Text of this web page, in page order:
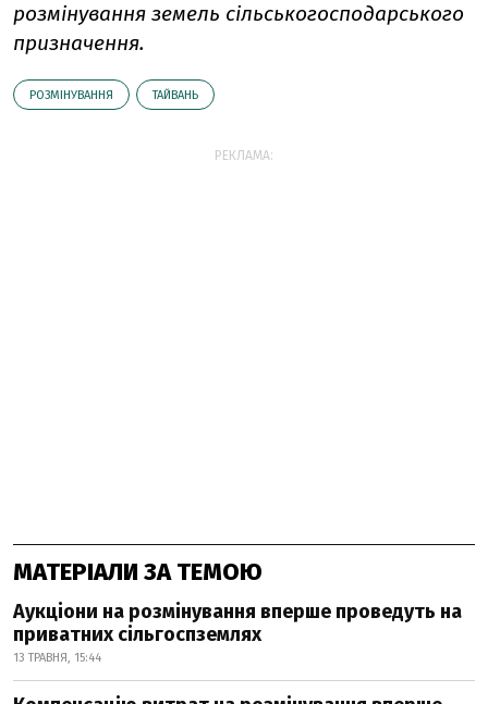
розмінування земель сільськогосподарського
призначення.
РОЗМІНУВАННЯ ТАЙВАНЬ
РЕКЛАМА:
МАТЕРІАЛИ ЗА ТЕМОЮ
Аукціони на розмінування вперше проведуть на
приватних сільгоспземлях
13 ТРАВНЯ, 15:44